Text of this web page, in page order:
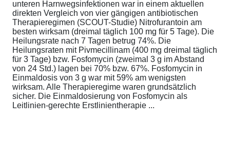
unteren Harnwegsinfektionen war in einem aktuellen
direkten Vergleich von vier gängigen antibiotischen
Therapieregimen (SCOUT-Studie) Nitrofurantoin am
besten wirksam (dreimal täglich 100 mg für 5 Tage). Die
Heilungsrate nach 7 Tagen betrug 74%. Die
Heilungsraten mit Pivmecillinam (400 mg dreimal täglich
für 3 Tage) bzw. Fosfomycin (zweimal 3 g im Abstand
von 24 Std.) lagen bei 70% bzw. 67%. Fosfomycin in
Einmaldosis von 3 g war mit 59% am wenigsten
wirksam. Alle Therapieregime waren grundsätzlich
sicher. Die Einmaldosierung von Fosfomycin als
Leitlinien-gerechte Erstlinientherapie ...